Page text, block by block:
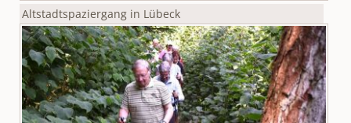
Altstadtspaziergang in Lübeck